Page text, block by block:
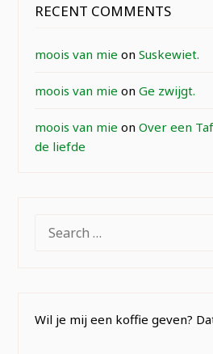
RECENT COMMENTS
moois van mie onSuskewiet.
moois van mie onGe zwijgt.
moois van mie onOver een
de liefde
FOR:
Wil je mij een koffie geven?